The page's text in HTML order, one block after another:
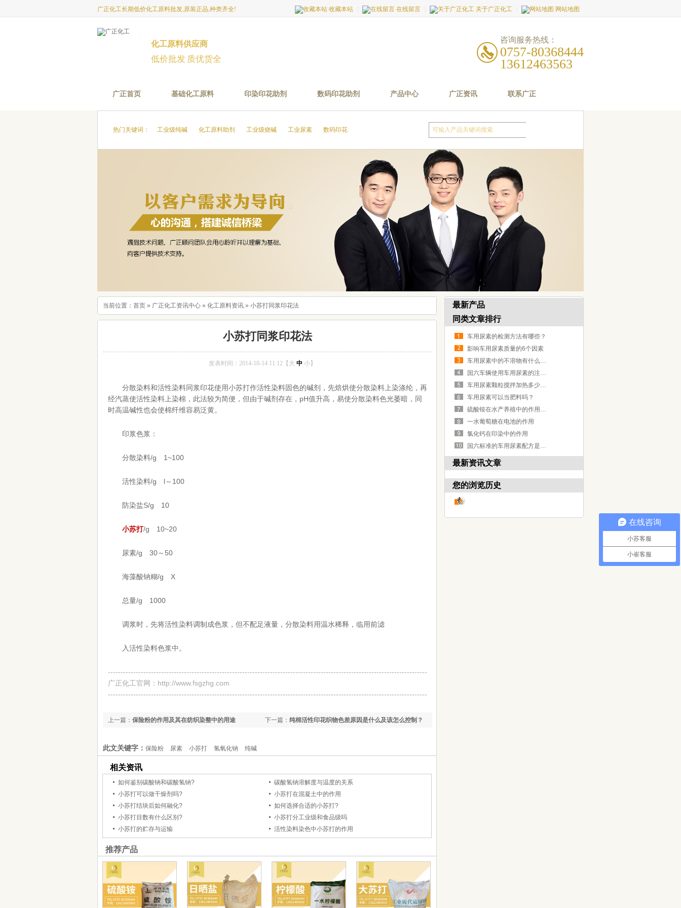
收藏本站 在线留言 关于广正化工 网站地图
广正化工长期低价化工原料批发,原装正品,种类齐全!
化工原料供应商
低价批发 质优货全
咨询服务热线：
0757-80368444
13612463563
广正首页 基础化工原料 印染印花助剂 数码印花助剂 产品中心 广正资讯 联系广正
热门关键词： 工业级纯碱 化工原料助剂 工业级烧碱 工业尿素 数码印花
当前位置： 首页 » 广正化工资讯中心 » 化工原料资讯 » 小苏打同浆印花法
小苏打同浆印花法
发表时间：2014-10-14 11:12【 大 中 小】
分散染料和活性染料同浆印花使用小苏打作活性染料固色的碱剂，先焙烘使分散染料上染涤纶，再
经汽蒸使活性染料上染棉，此法较为简便，但由于碱剂存在，pH值升高，易使分散染料色光萎暗，同
时高温碱性也会使棉纤维容易泛黄。
印浆色浆：
分散染料/g 1~100
活性染料/g l～100
防染盐S/g 10
小苏打/g 10~20
尿素/g 30～50
海藻酸钠糊/g X
总量/g 1000
调浆时，先将活性染料调制成色浆，但不配足液量，分散染料用温水稀释，临用前滤
入活性染料色浆中。
------------------------------------------------------------------------------------------------------------------------------
广正化工官网： http://www.fsgzhg.com
------------------------------------------------------------------------------------------------------------------------------
下一篇： 纯棉活性印花织物色差原因是什么及该怎么控制？
上一篇： 保险粉的作用及其在纺织染整中的用途
此文关键字： 保险粉 尿素 小苏打 氢氧化钠 纯碱
相关资讯
如何鉴别碳酸钠和碳酸氢钠?
碳酸氢钠溶解度与温度的关系
小苏打可以做干燥剂吗?
小苏打在混凝土中的作用
小苏打结块后如何融化?
如何选择合适的小苏打?
小苏打目数有什么区别?
小苏打分工业级和食品级吗
小苏打的贮存与运输
活性染料染色中小苏打的作用
推荐产品
最新产品
同类文章排行
车用尿素的检测方法有哪些？
影响车用尿素质量的6个因素
车用尿素中的不溶物有什么影响？
国六车辆使用车用尿素的注意事项
车用尿素颗粒搅拌加热多少度？
车用尿素可以当肥料吗？
硫酸铵在水产养殖中的作用及注意事项
一水葡萄糖在电池的作用
氯化钙在印染中的作用
国六标准的车用尿素配方是怎样的？
最新资讯文章
您的浏览历史
在线咨询
小苏客服
小崔客服